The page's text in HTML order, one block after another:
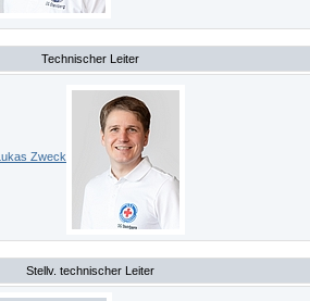
Technischer Leiter
Lukas Zweck
Stellv. technischer Leiter